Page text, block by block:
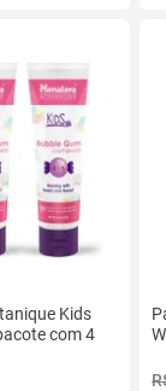
Kids
com 4